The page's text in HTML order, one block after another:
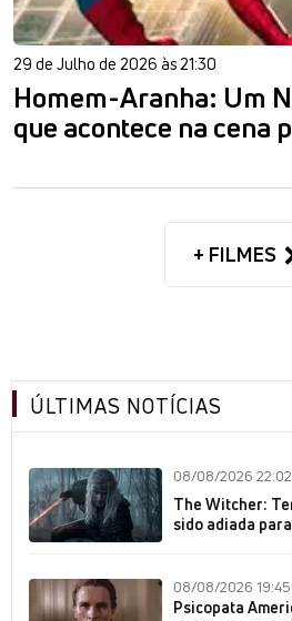
29 de Julho de 2026 às 21:30
Homem-Aranha: Um
que acontece na cena
+ FILMES
ÚLTIMAS NOTÍCIAS
08/08/2026 22:02
The Witcher:
sido adiada
08/08/2026 19:45
Psicopata